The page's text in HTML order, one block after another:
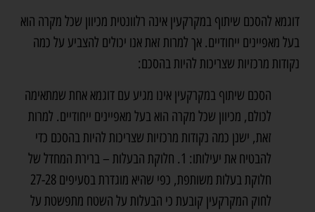
דוגמא להסכם שיתוף במקרקעין אינה רלוונטית מכיוון שכל מקרה הוא
בעל מאפיינים ייחודיים. אך למרות זאת אנו יכולים להצביע על כמה
נקודות מרכזיות שצריכות להיות בהסכם:
הסכם שיתוף במקרקעין אינו מגיע עם דוגמא אחת שמתאימה
לכולם, מכיוון שכל מקרה הוא בעל מאפיינים ייחודיים. למרות
זאת, ישנן כמה נקודות מרכזיות שצריכות להיות בהסכם כדי
להבטיח את יעילותו: 1. חלוקת הבעלות – ברירת המחדל של
חלוקת בעלות משותפת, כפי שהיא מוגדרת בסעיפים 27-28
לחוק המקרקעין קובעת כי הבעלות על השטח מתפשטת על